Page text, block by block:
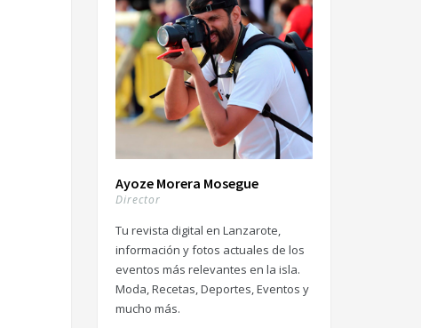
Ayoze Morera Mosegue
Director
Tu revista digital en Lanzarote,
información y fotos actuales de los
eventos más relevantes en la isla.
Moda, Recetas, Deportes, Eventos y
mucho más.